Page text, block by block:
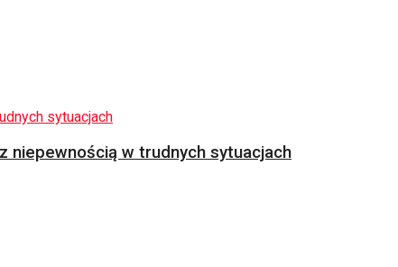
niepewnością w trudnych sytuacjach